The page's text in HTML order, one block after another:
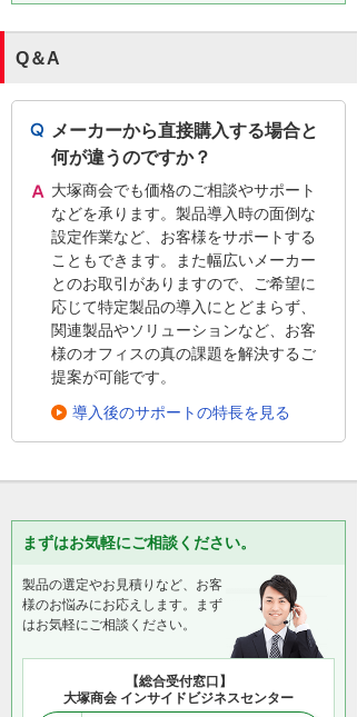
Q＆A
メーカーから直接購入する場合と
何が違うのですか？
大塚商会でも価格のご相談やサポート
などを承ります。製品導入時の面倒な
設定作業など、お客様をサポートする
こともできます。また幅広いメーカー
とのお取引がありますので、ご希望に
応じて特定製品の導入にとどまらず、
関連製品やソリューションなど、お客
様のオフィスの真の課題を解決するご
提案が可能です。
導入後のサポートの特長を見る
まずはお気軽にご相談ください。
製品の選定やお見積りなど、お客
様のお悩みにお応えします。まず
はお気軽にご相談ください。
【総合受付窓口】
大塚商会 インサイドビジネスセンター